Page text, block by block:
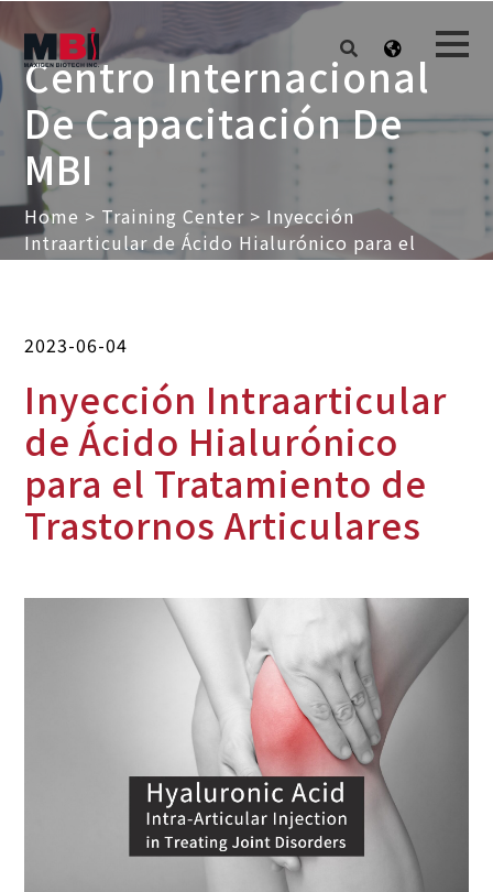
Centro Internacional
De Capacitación De
MBI
Home > Training Center > Inyección
Intraarticular de Ácido Hialurónico para el
Tratamiento de Trastornos Articulares
2023-06-04
Inyección Intraarticular
de Ácido Hialurónico
para el Tratamiento de
Trastornos Articulares